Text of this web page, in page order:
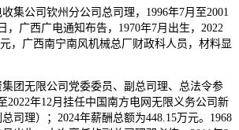
公司钦州分公司总司理，1996年7月至2001
，广西广电通知布告，1970年7月出生，2022
，广西南宁南风机械总厂财政科人员，材料显
无限公司党委委员、副总司理、总法令参
2022年12月挂任中国南方电网无限义务公司新
司理）；2024年薪酬总额为448.15万元。1968